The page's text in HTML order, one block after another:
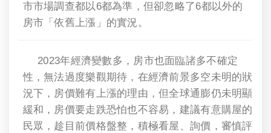
市市場調查都以6都為準，但卻忽略了6都以外的
房市「依舊上漲」的實況。
2023年經濟變數多，房市也面臨諸多不確定
性，無法過度樂觀期待，在經濟前景多空未明的狀
況下，房價難有上漲的理由，但全球通膨仍未明顯
緩和，房價要走跌恐怕也不容易，建議有意購屋的
民眾，趁目前價格盤整，積極看屋、詢價，審慎評